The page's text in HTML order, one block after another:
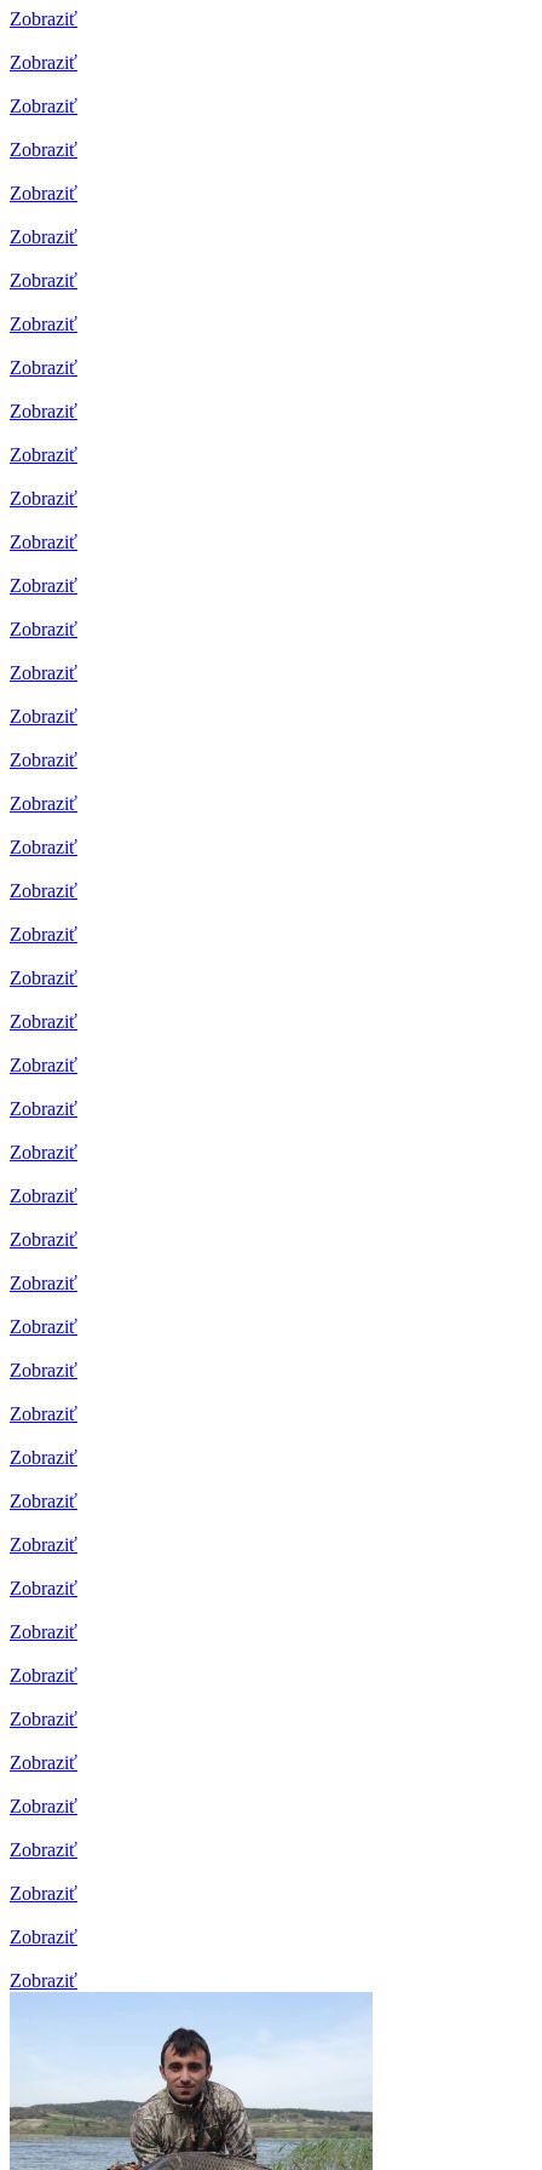
Zobraziť
Zobraziť
Zobraziť
Zobraziť
Zobraziť
Zobraziť
Zobraziť
Zobraziť
Zobraziť
Zobraziť
Zobraziť
Zobraziť
Zobraziť
Zobraziť
Zobraziť
Zobraziť
Zobraziť
Zobraziť
Zobraziť
Zobraziť
Zobraziť
Zobraziť
Zobraziť
Zobraziť
Zobraziť
Zobraziť
Zobraziť
Zobraziť
Zobraziť
Zobraziť
Zobraziť
Zobraziť
Zobraziť
Zobraziť
Zobraziť
Zobraziť
Zobraziť
Zobraziť
Zobraziť
Zobraziť
Zobraziť
Zobraziť
Zobraziť
Zobraziť
Zobraziť
Zobraziť